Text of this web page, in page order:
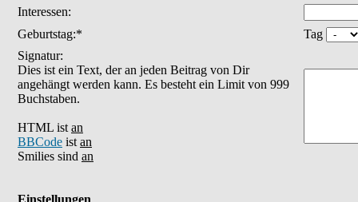
Interessen:
Geburtstag:*
Tag
Signatur:
Dies ist ein Text, der an jeden Beitrag von Dir
angehängt werden kann. Es besteht ein Limit von 999
Buchstaben.
HTML ist an
BBCode ist an
Smilies sind an
Einstellungen